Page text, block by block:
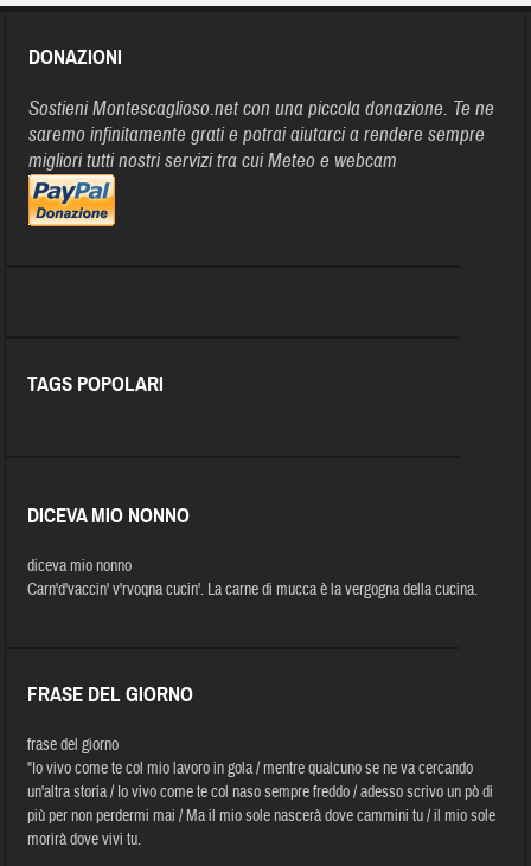
DONAZIONI
Sostieni Montescaglioso.net con una piccola donazione. Te ne
saremo infinitamente grati e potrai aiutarci a rendere sempre
migliori tutti nostri servizi tra cui Meteo e webcam
TAGS POPOLARI
DICEVA MIO NONNO
diceva mio nonno
Carn'd'vaccin' v'rvoqna cucin'. La carne di mucca è la vergogna della cucina.
FRASE DEL GIORNO
frase del giorno
"Io vivo come te col mio lavoro in gola / mentre qualcuno se ne va cercando
un'altra storia / Io vivo come te col naso sempre freddo / adesso scrivo un pò di
più per non perdermi mai / Ma il mio sole nascerà dove cammini tu / il mio sole
morirà dove vivi tu.